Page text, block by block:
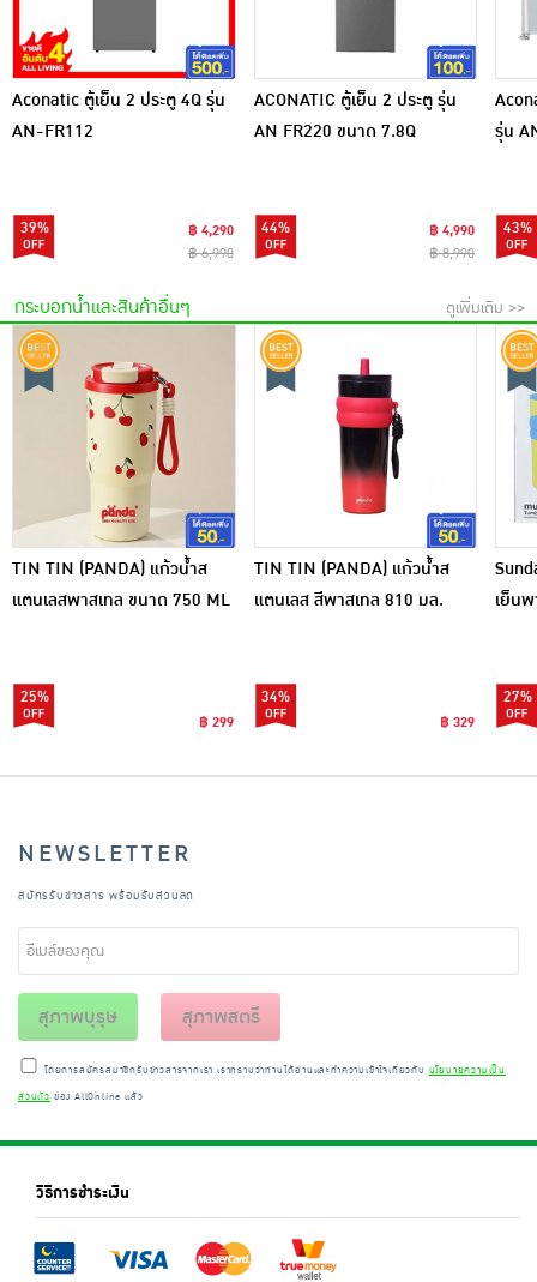
Aconatic ตู้เย็น 2 ประตู 4Q รุ่น
AN-FR112
39%
฿ 4,290
฿ 6,990
ACONATIC ตู้เย็น 2 ประตู รุ่น
AN FR220 ขนาด 7.8Q
44%
฿ 4,990
฿ 8,990
รุ่น
43%
กระบอกน้ำและสินค้าอื่นๆ ดูเพิ่มเติม >>
TIN TIN (PANDA) แก้วน้ำส
แตนเลสพาสเทล ขนาด 750 ML
25%
฿ 299
TIN TIN (PANDA) แก้วน้ำส
แตนเลส สีพาสเทล 810 มล.
34%
฿ 329
เย็น
27%
NEWSLETTER
สมัครรับข่าวสาร พร้อมรับส่วนลด
สุภาพบุรุษ สุภาพสตรี
โดยการสมัครสมาชิกรับข่าวสารจากเรา เราทราบว่าท่านได้อ่านและทำความเข้าใจเกี่ยวกับ นโยบายความเป็น
ส่วนตัว ของ AllOnline แล้ว
วิธีการชำระเงิน